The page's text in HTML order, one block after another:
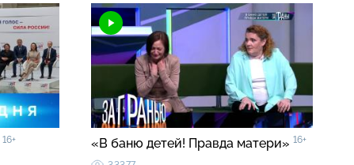
16+ «В баню детей! Правда матери» 16+